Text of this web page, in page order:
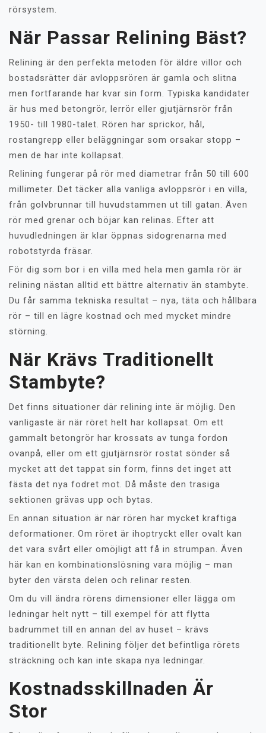
rörsystem.
När Passar Relining Bäst?
Relining är den perfekta metoden för äldre villor och
bostadsrätter där avloppsrören är gamla och slitna
men fortfarande har kvar sin form. Typiska kandidater
är hus med betongrör, lerrör eller gjutjärnsrör från
1950- till 1980-talet. Rören har sprickor, hål,
rostangrepp eller beläggningar som orsakar stopp –
men de har inte kollapsat.
Relining fungerar på rör med diametrar från 50 till 600
millimeter. Det täcker alla vanliga avloppsrör i en villa,
från golvbrunnar till huvudstammen ut till gatan. Även
rör med grenar och böjar kan relinas. Efter att
huvudledningen är klar öppnas sidogrenarna med
robotstyrda fräsar.
För dig som bor i en villa med hela men gamla rör är
relining nästan alltid ett bättre alternativ än stambyte.
Du får samma tekniska resultat – nya, täta och hållbara
rör – till en lägre kostnad och med mycket mindre
störning.
När Krävs Traditionellt
Stambyte?
Det finns situationer där relining inte är möjlig. Den
vanligaste är när röret helt har kollapsat. Om ett
gammalt betongrör har krossats av tunga fordon
ovanpå, eller om ett gjutjärnsrör rostat sönder så
mycket att det tappat sin form, finns det inget att
fästa det nya fodret mot. Då måste den trasiga
sektionen grävas upp och bytas.
En annan situation är när rören har mycket kraftiga
deformationer. Om röret är ihoptryckt eller ovalt kan
det vara svårt eller omöjligt att få in strumpan. Även
här kan en kombinationslösning vara möjlig – man
byter den värsta delen och relinar resten.
Om du vill ändra rörens dimensioner eller lägga om
ledningar helt nytt – till exempel för att flytta
badrummet till en annan del av huset – krävs
traditionellt byte. Relining följer det befintliga rörets
sträckning och kan inte skapa nya ledningar.
Kostnadsskillnaden Är
Stor